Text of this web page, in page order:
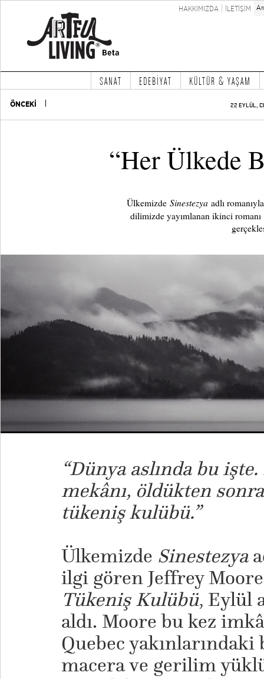
HAKKIMIZDA İLETİŞİM
SANAT EDEBİYAT KÜLTÜR & YAŞAM
ÖNCEKİ 22 EYLÜL,
“Her Ülkede
Ülkemizde Sinestezya adlı
dilimizde yayımlanan ikinci romanı
“Dünya aslında bu
mekânı, öldükten
tükeniş kulübü.”
Ülkemizde Sinestezya
ilgi gören Jeffrey
Tükeniş Kulübü, Eylül
aldı. Moore bu kez
Quebec
macera ve gerilim